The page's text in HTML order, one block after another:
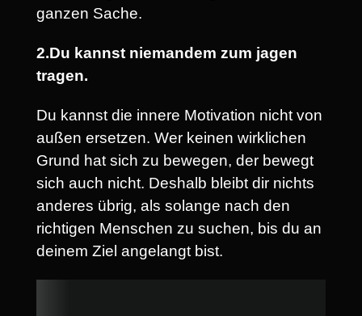
ganzen Sache.
2.Du kannst niemandem zum jagen
tragen.
Du kannst die innere Motivation nicht von
außen ersetzen. Wer keinen wirklichen
Grund hat sich zu bewegen, der bewegt
sich auch nicht. Deshalb bleibt dir nichts
anderes übrig, als solange nach den
richtigen Menschen zu suchen, bis du an
deinem Ziel angelangt bist.